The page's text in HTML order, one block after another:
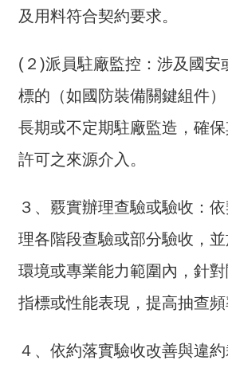
及用料符合契約要求。
(２)派員駐廠監控：涉及國安
標的（如國防裝備關鍵組件
長期或不定期駐廠監造，確
許可之來源介入。
３、覈實辦理查驗或驗收：
理各階段查驗或部分驗收，並
環境或專業能力範圍內，針
指標或性能表現，提高抽查頻
４、依約落實驗收改善與違